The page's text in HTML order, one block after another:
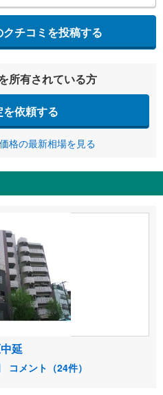
チコミを投稿する
所有されている方
依頼する
格の最新相場を見る
延
コメント（24件）